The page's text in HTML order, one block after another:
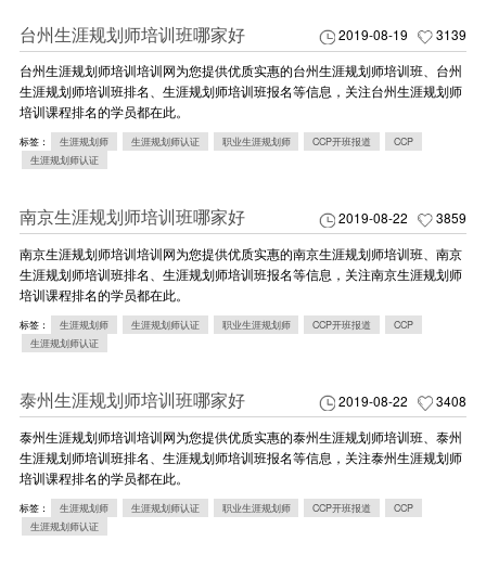
2019-08-19 3139
台州生涯规划师培训班哪家好
台州生涯规划师培训培训网为您提供优质实惠的台州生涯规划师培训班、台州
生涯规划师培训班排名、生涯规划师培训班报名等信息，关注台州生涯规划师
培训课程排名的学员都在此。
标签： 生涯规划师 生涯规划师认证 职业生涯规划师 CCP开班报道
CCP
生涯规划师认证
2019-08-22 3859
南京生涯规划师培训班哪家好
南京生涯规划师培训培训网为您提供优质实惠的南京生涯规划师培训班、南京
生涯规划师培训班排名、生涯规划师培训班报名等信息，关注南京生涯规划师
培训课程排名的学员都在此。
标签： 生涯规划师 生涯规划师认证 职业生涯规划师 CCP开班报道
CCP
生涯规划师认证
2019-08-22 3408
泰州生涯规划师培训班哪家好
泰州生涯规划师培训培训网为您提供优质实惠的泰州生涯规划师培训班、泰州
生涯规划师培训班排名、生涯规划师培训班报名等信息，关注泰州生涯规划师
培训课程排名的学员都在此。
标签： 生涯规划师 生涯规划师认证 职业生涯规划师 CCP开班报道
CCP
生涯规划师认证